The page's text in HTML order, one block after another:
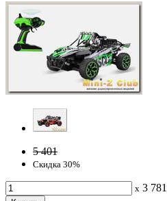
5 401
Скидка 30%
x 3 781